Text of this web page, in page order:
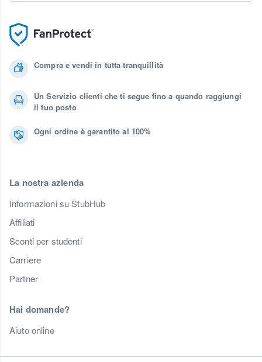
Compra e vendi in tutta tranquillità
Un Servizio clienti che ti segue fino a quando raggiungi
il tuo posto
Ogni ordine è garantito al 100%
La nostra azienda
Informazioni su StubHub
Affiliati
Sconti per studenti
Carriere
Partner
Hai domande?
Aiuto online